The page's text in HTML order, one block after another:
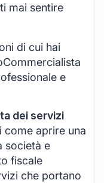
mai sentire
di cui hai
e
dei servizi
come aprire una
società e
fiscale
che portano